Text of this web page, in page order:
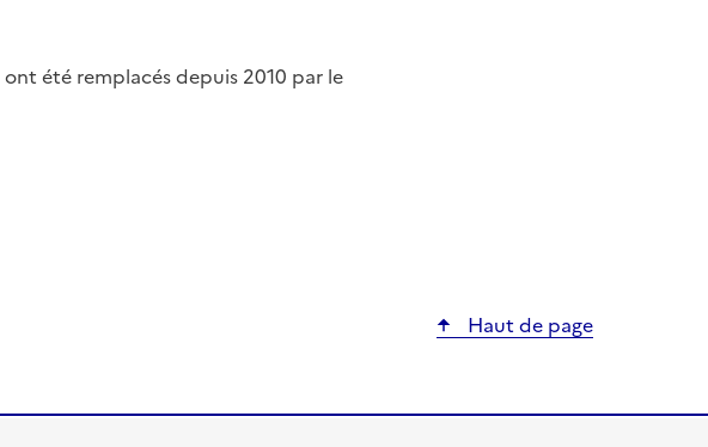
ont été remplacés depuis 2010 par le
Haut de page